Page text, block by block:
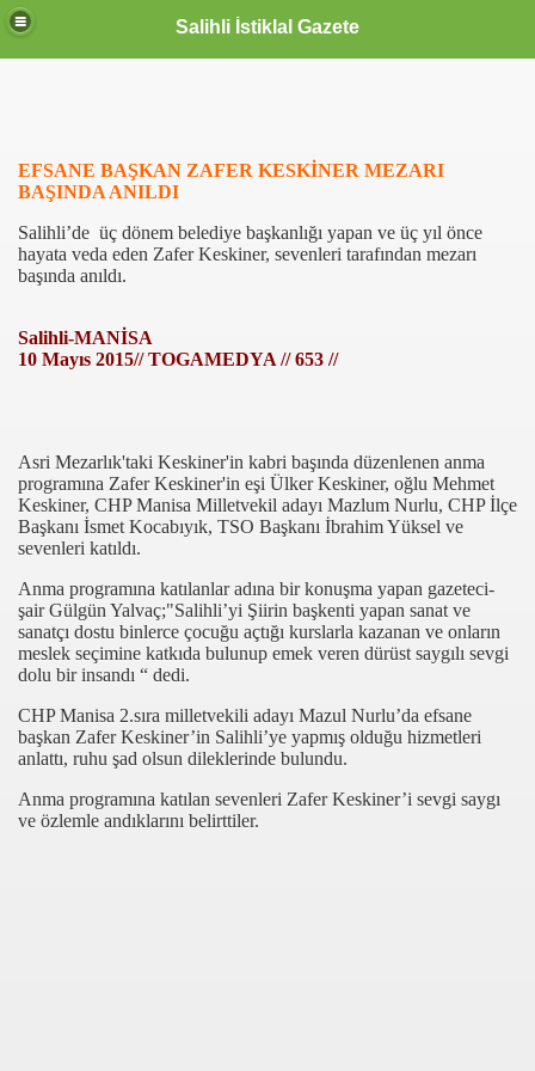
Salihli İstiklal Gazete
EFSANE BAŞKAN ZAFER KESKİNER MEZARI
BAŞINDA ANILDI
Salihli’de üç dönem belediye başkanlığı yapan ve üç yıl önce
hayata veda eden Zafer Keskiner, sevenleri tarafından mezarı
başında anıldı.
Salihli-MANİSA
10 Mayıs 2015// TOGAMEDYA // 653 //
Asri Mezarlık'taki Keskiner'in kabri başında düzenlenen anma
programına Zafer Keskiner'in eşi Ülker Keskiner, oğlu Mehmet
Keskiner, CHP Manisa Milletvekil adayı Mazlum Nurlu, CHP İlçe
Başkanı İsmet Kocabıyık, TSO Başkanı İbrahim Yüksel ve
sevenleri katıldı.
Anma programına katılanlar adına bir konuşma yapan gazeteci-
şair Gülgün Yalvaç;"Salihli’yi Şiirin başkenti yapan sanat ve
sanatçı dostu binlerce çocuğu açtığı kurslarla kazanan ve onların
meslek seçimine katkıda bulunup emek veren dürüst saygılı sevgi
dolu bir insandı “ dedi.
CHP Manisa 2.sıra milletvekili adayı Mazul Nurlu’da efsane
başkan Zafer Keskiner’in Salihli’ye yapmış olduğu hizmetleri
anlattı, ruhu şad olsun dileklerinde bulundu.
Anma programına katılan sevenleri Zafer Keskiner’i sevgi saygı
ve özlemle andıklarını belirttiler.